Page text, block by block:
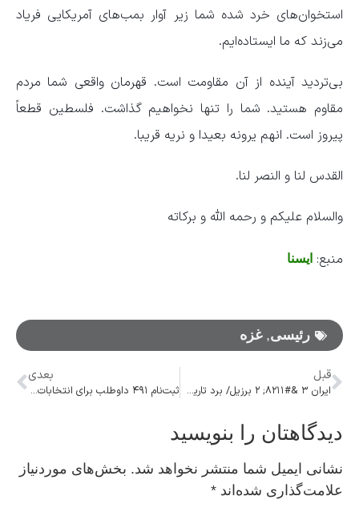
استخوان‌های خرد شده شما زیر آوار بمب‌های آمریکایی فریاد
می‌زند که ما ایستاده‌ایم.
بی‌تردید آینده از آن مقاومت است. قهرمان واقعی شما مردم
مقاوم هستید. شما را تنها نخواهیم گذاشت. فلسطین قطعاً
پیروز است. انهم یرونه بعیدا و نریه قریبا.
القدس لنا و النصر لنا.
والسلام علیکم و رحمه الله و برکاته
منبع: ایسنا
رئیسی,غزه
قبل
ایران ۳ &#۸۲۱۱; ۲ برزیل/ برد تاریخی یوز‌ها مقابل مدافع عنوان قهرمانی!
بعدی
ثبت‌نام ۴۹۱ داوطلب برای انتخابات مجلس خبرگان رهبری
دیدگاهتان را بنویسید
نشانی ایمیل شما منتشر نخواهد شد. بخش‌های موردنیاز
علامت‌گذاری شده‌اند *